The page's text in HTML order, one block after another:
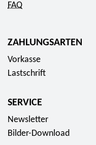
FAQ
ZAHLUNGSARTEN
Vorkasse
Lastschrift
SERVICE
Newsletter
Bilder-Download